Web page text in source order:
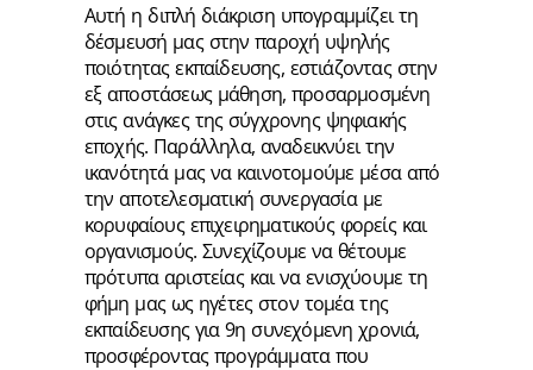
Αυτή η διπλή διάκριση υπογραμμίζει τη
δέσμευσή μας στην παροχή υψηλής
ποιότητας εκπαίδευσης, εστιάζοντας στην
εξ αποστάσεως μάθηση, προσαρμοσμένη
στις ανάγκες της σύγχρονης ψηφιακής
εποχής. Παράλληλα, αναδεικνύει την
ικανότητά μας να καινοτομούμε μέσα από
την αποτελεσματική συνεργασία με
κορυφαίους επιχειρηματικούς φορείς και
οργανισμούς. Συνεχίζουμε να θέτουμε
πρότυπα αριστείας και να ενισχύουμε τη
φήμη μας ως ηγέτες στον τομέα της
εκπαίδευσης για 9η συνεχόμενη χρονιά,
προσφέροντας προγράμματα που